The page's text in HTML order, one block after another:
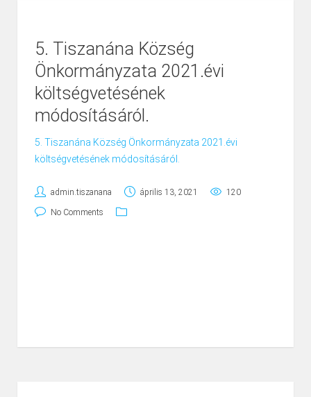
5. Tiszanána Község
Önkormányzata 2021.évi
költségvetésének
módosításáról.
5. Tiszanána Község Önkormányzata 2021.évi
költségvetésének módosításáról.
admin.tiszanana április 13, 2021 120
No Comments